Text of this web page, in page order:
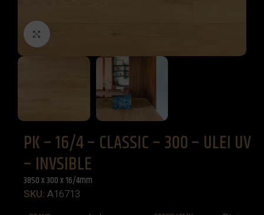
Click to enlarge
PK – 16/4 – CLASSIC – 300 – ULEI UV
– INVSIBLE
3850 x 300 x 16/4mm
SKU: A16713